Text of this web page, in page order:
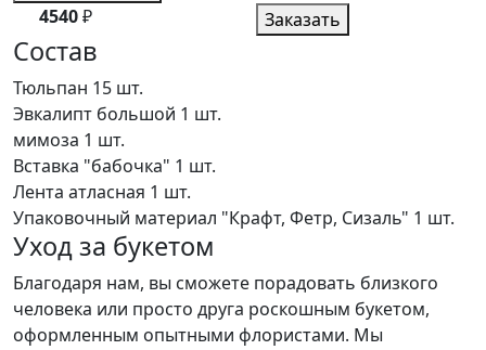
4540₽ Заказать
Состав
Тюльпан 15 шт.
Эвкалипт большой 1 шт.
мимоза 1 шт.
Вставка "бабочка" 1 шт.
Лента атласная 1 шт.
Упаковочный материал "Крафт, Фетр, Сизаль" 1 шт.
Уход за букетом
Благодаря нам, вы сможете порадовать близкого
человека или просто друга роскошным букетом,
оформленным опытными флористами. Мы